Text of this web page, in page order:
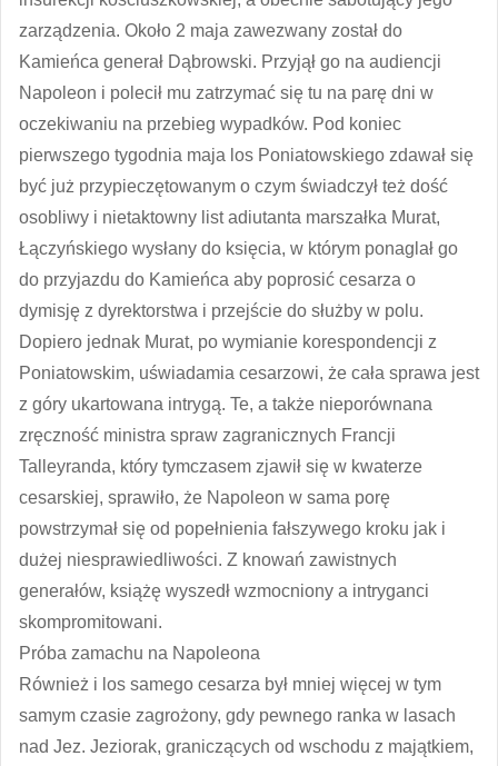
zarządzenia. Około 2 maja zawezwany został do
Kamieńca generał Dąbrowski. Przyjął go na audiencji
Napoleon i polecił mu zatrzymać się tu na parę dni w
oczekiwaniu na przebieg wypadków. Pod koniec
pierwszego tygodnia maja los Poniatowskiego zdawał się
być już przypieczętowanym o czym świadczył też dość
osobliwy i nietaktowny list adiutanta marszałka Murat,
Łączyńskiego wysłany do księcia, w którym ponaglał go
do przyjazdu do Kamieńca aby poprosić cesarza o
dymisję z dyrektorstwa i przejście do służby w polu.
Dopiero jednak Murat, po wymianie korespondencji z
Poniatowskim, uświadamia cesarzowi, że cała sprawa jest
z góry ukartowana intrygą. Te, a także nieporównana
zręczność ministra spraw zagranicznych Francji
Talleyranda, który tymczasem zjawił się w kwaterze
cesarskiej, sprawiło, że Napoleon w sama porę
powstrzymał się od popełnienia fałszywego kroku jak i
dużej niesprawiedliwości. Z knowań zawistnych
generałów, książę wyszedł wzmocniony a intryganci
skompromitowani.
Próba zamachu na Napoleona
Również i los samego cesarza był mniej więcej w tym
samym czasie zagrożony, gdy pewnego ranka w lasach
nad Jez. Jeziorak, graniczących od wschodu z majątkiem,